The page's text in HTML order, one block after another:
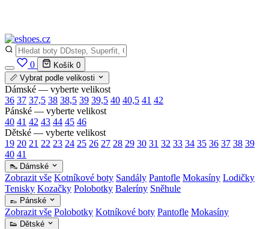
0 Košík 0
📏 Vybrat podle velikosti
Dámské — vyberte velikost
36 37 37,5 38 38,5 39 39,5 40 40,5 41 42
Pánské — vyberte velikost
40 41 42 43 44 45 46
Dětské — vyberte velikost
19 20 21 22 23 24 25 26 27 28 29 30 31 32 33 34 35 36 37 38 39
40 41
👠 Dámské
Zobrazit vše Kotníkové boty Sandály Pantofle Mokasíny Lodičky
Tenisky Kozačky Polobotky Baleríny Sněhule
👞 Pánské
Zobrazit vše Polobotky Kotníkové boty Pantofle Mokasíny
👟 Dětské